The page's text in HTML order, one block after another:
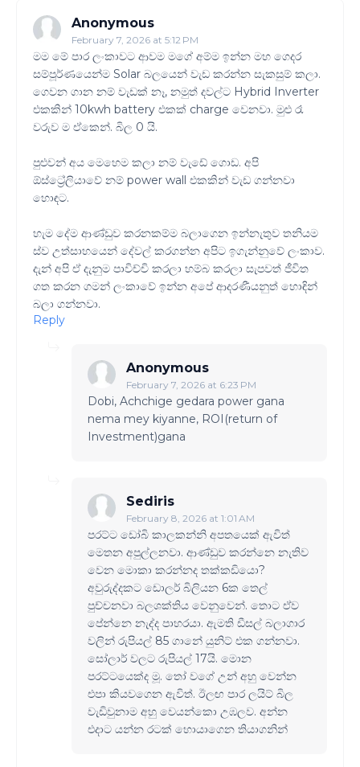
Anonymous
February 7, 2026 at 5:12 PM
මම මේ පාර ලංකාවට ආවම මගේ අම්ම ඉන්න මහ ගෙදර
සම්පූර්ණයෙන්ම Solar බලයෙන් වැඩ කරන්න සැකසුම් කලා.
ගෙවන ගාන නම් වැඩක් නෑ, නමුත් දවල්ට Hybrid Inverter
එකකින් 10kwh battery එකක් charge වෙනවා. මුළු රෑ
වරුව ම ඒකෙන්. බිල 0 යි.
පුළුවන් අය මෙහෙම කලා නම් වැඩේ ගොඩ. අපි
ඕස්ට්‍රේලියාවේ නම් power wall එකකින් වැඩ ගන්නවා
හොඳට.
හැම දේම ආණ්ඩුව කරනකම්ම බලාගෙන ඉන්නැතුව තනියම
ස්ව උත්සාහයෙන් දේවල් කරගන්න අපිට ඉගැන්නුවේ ලංකාව.
දැන් අපි ඒ දැනුම පාවිච්චි කරලා හම්බ කරලා සැපවත් ජීවිත
ගත කරන ගමන් ලංකාවේ ඉන්න අපේ ආදරණීයනුත් හොඳින්
බලා ගන්නවා.
Reply
Anonymous
February 7, 2026 at 6:23 PM
Dobi, Achchige gedara power gana
nema mey kiyanne, ROI(return of
Investment)gana
Sediris
February 8, 2026 at 1:01 AM
පරට්ට ඩෝබි කාලකන්නි අපතයෙක් ඇවිත්
මෙතන අපුල්ලනවා. ආණ්ඩුව කරන්නෙ නැතිව
වෙන මොකා කරන්නද තක්කඩියො?
අවුරුද්දකට ඩොලර් බිලියන 6ක තෙල්
පුච්චනවා බලශක්තිය වෙනුවෙන්. තොට ඒව
පේන්නෙ නැද්ද පාහරයා. ඇමති ඩීසල් බලාගාර
වලින් රුපියල් 85 ගානේ යුනිට් එක ගන්නවා.
සෝලාර් වලට රුපියල් 17යි. මොන
පරට්ටයෙක්ද මූ. ‍තෝ වගේ උන් අහු වෙන්න
එපා කියවගෙන ඇවිත්. ඊලඟ පාර ලයිට් බිල
වැඩිවුනාම අහු වෙයන්කො උඹලව. අන්න
එදාට යන්න රටක් හොයාගෙන තියාගනින්